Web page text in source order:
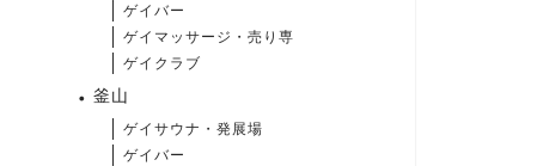
ゲイバー
ゲイマッサージ・売り専
ゲイクラブ
釜山
ゲイサウナ・発展場
ゲイバー